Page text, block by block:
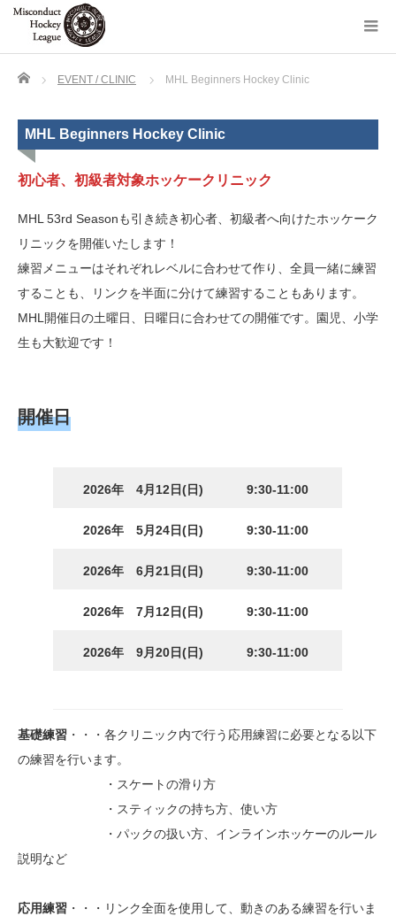
Home EVENT / CLINIC MHL Beginners Hockey Clinic
MHL Beginners Hockey Clinic
初心者、初級者対象ホッケークリニック
MHL 53rd Seasonも引き続き初心者、初級者へ向けたホッケーク
リニックを開催いたします！
練習メニューはそれぞれレベルに合わせて作り、全員一緒に練習
することも、リンクを半面に分けて練習することもあります。
MHL開催日の土曜日、日曜日に合わせての開催です。園児、小学
生も大歓迎です！
開催日
2026年 4月12日(日) 9:30-11:00
2026年 5月24日(日) 9:30-11:00
2026年 6月21日(日) 9:30-11:00
2026年 7月12日(日) 9:30-11:00
2026年 9月20日(日) 9:30-11:00
基礎練習 ・・・各クリニック内で行う応用練習に必要となる以下
の練習を行います。
・スケートの滑り方
・スティックの持ち方、使い方
・パックの扱い方、インラインホッケーのルール
説明など
応用練習 ・・・リンク全面を使用して、動きのある練習を行いま